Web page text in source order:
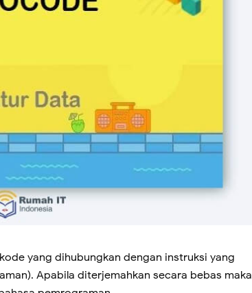
yang dihubungkan dengan instruksi yang
Apabila diterjemahkan secara bebas maka